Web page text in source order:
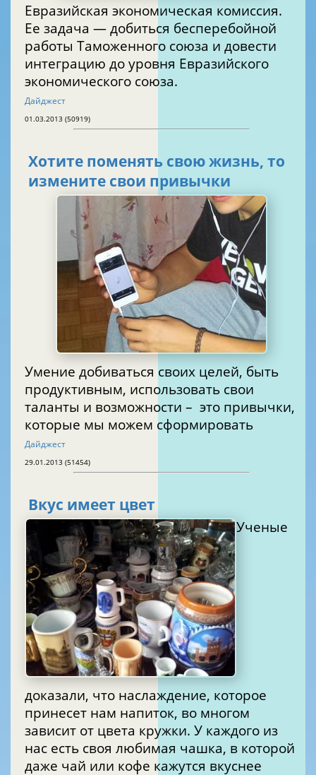
Евразийская экономическая комиссия.
Ее задача — добиться бесперебойной
работы Таможенного союза и довести
интеграцию до уровня Евразийского
экономического союза.
Дайджест
01.03.2013 (50919)
Хотите поменять свою жизнь, то
измените свои привычки
Умение добиваться своих целей, быть
продуктивным, использовать свои
таланты и возможности – это привычки,
которые мы можем сформировать
Дайджест
29.01.2013 (51454)
Вкус имеет цвет
Ученые
доказали, что наслаждение, которое
принесет нам напиток, во многом
зависит от цвета кружки. У каждого из
нас есть своя любимая чашка, в которой
даже чай или кофе кажутся вкуснее